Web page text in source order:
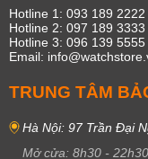
Hotline 1: 093 189 2222
Hotline 2: 097 189 3333
Hotline 3: 096 139 5555
Email:
TRUNG TÂM
Hà Nội: 97 Trần Đại
Mở cửa: 8h30 - 22h30